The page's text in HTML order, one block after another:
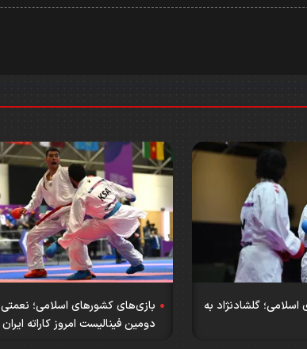
گلشادنژاد به
بازی‌های کشورهای اسلامی؛ نعمتی
دومین فینالیست امروز کاراته ایران